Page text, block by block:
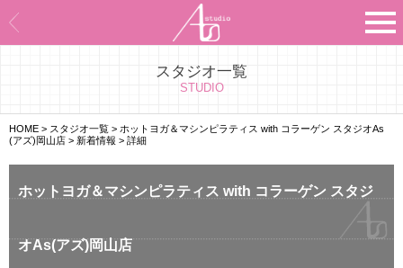
スタジオ一覧
STUDIO
HOME > スタジオ一覧 > ホットヨガ＆マシンピラティス with コラーゲン スタジオAs
(アズ)岡山店 > 新着情報 > 詳細
ホットヨガ＆マシンピラティス with コラーゲン スタジ
オAs(アズ)岡山店
Asのコンセプト
Asのナビゲーションシステム
施設紹介